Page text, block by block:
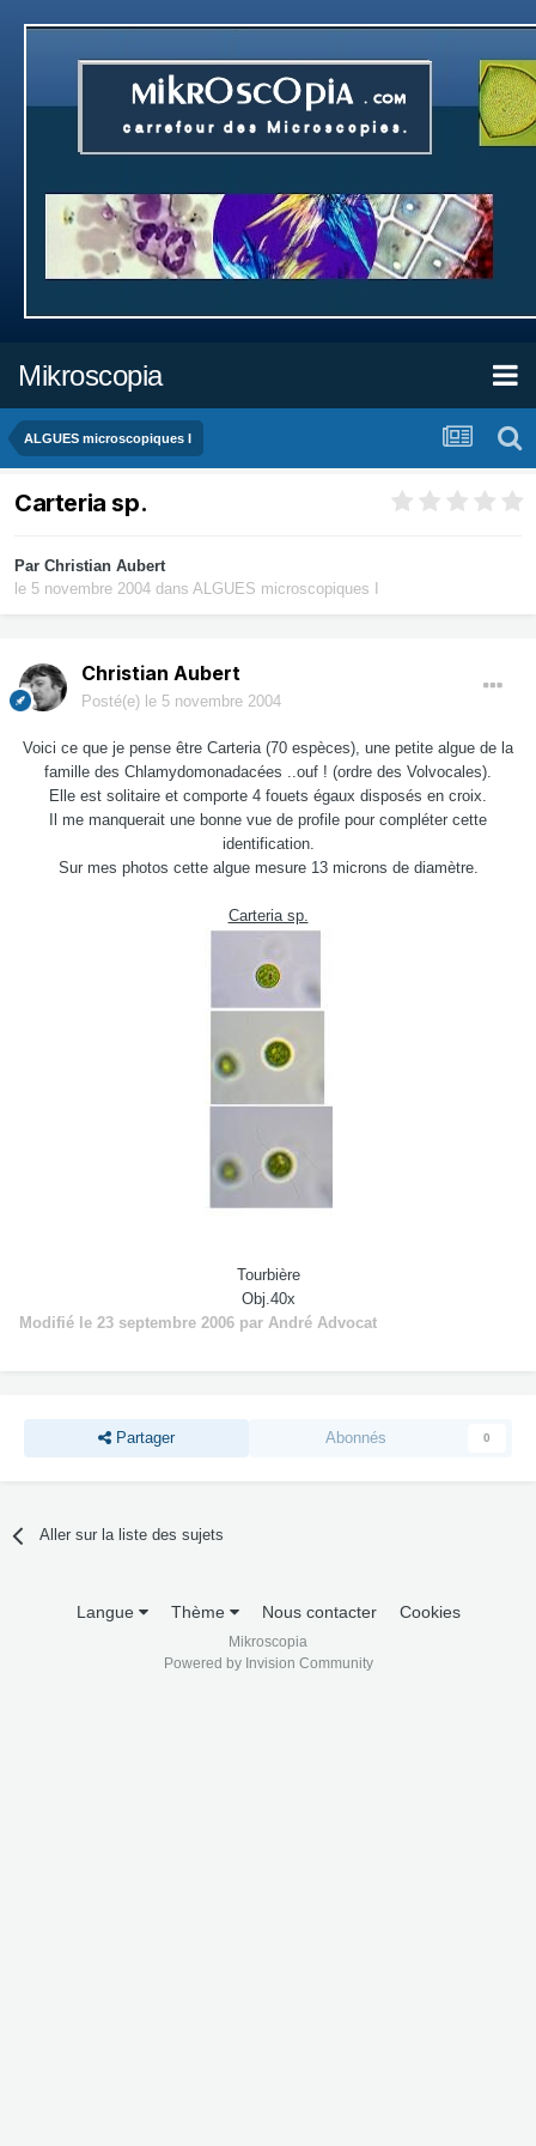
Mikroscopia
ALGUES microscopiques I
Carteria sp.
Par Christian Aubert
le 5 novembre 2004 dans ALGUES microscopiques I
Christian Aubert
Posté(e) le 5 novembre 2004
Voici ce que je pense être Carteria (70 espèces), une petite algue de la
famille des Chlamydomonadacées ..ouf ! (ordre des Volvocales).
Elle est solitaire et comporte 4 fouets égaux disposés en croix.
Il me manquerait une bonne vue de profile pour compléter cette
identification.
Sur mes photos cette algue mesure 13 microns de diamètre.
Carteria sp.
Tourbière
Obj.40x
Modifié le 23 septembre 2006 par André Advocat
Partager Abonnés 0
Aller sur la liste des sujets
Langue Thème Nous contacter Cookies
Mikroscopia
Powered by Invision Community